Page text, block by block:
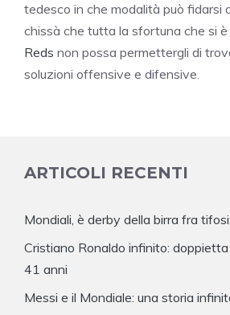
tedesco in che modalità può fidarsi
chissà che tutta la sfortuna che si
Reds non possa permettergli di
soluzioni offensive e difensive.
ARTICOLI RECENTI
Mondiali, è derby della birra fra
Cristiano Ronaldo infinito:
41 anni
Messi e il Mondiale: una storia